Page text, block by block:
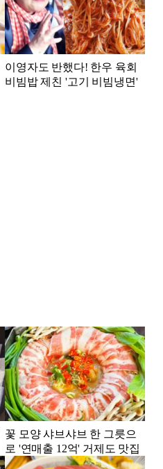
이영자도 반했다! 한우 육회
비빔밥 제친 '고기 비빔냉면'
꽃 모양 샤브샤브 한 그릇으
로 '연매출 12억' 거제도 맛집